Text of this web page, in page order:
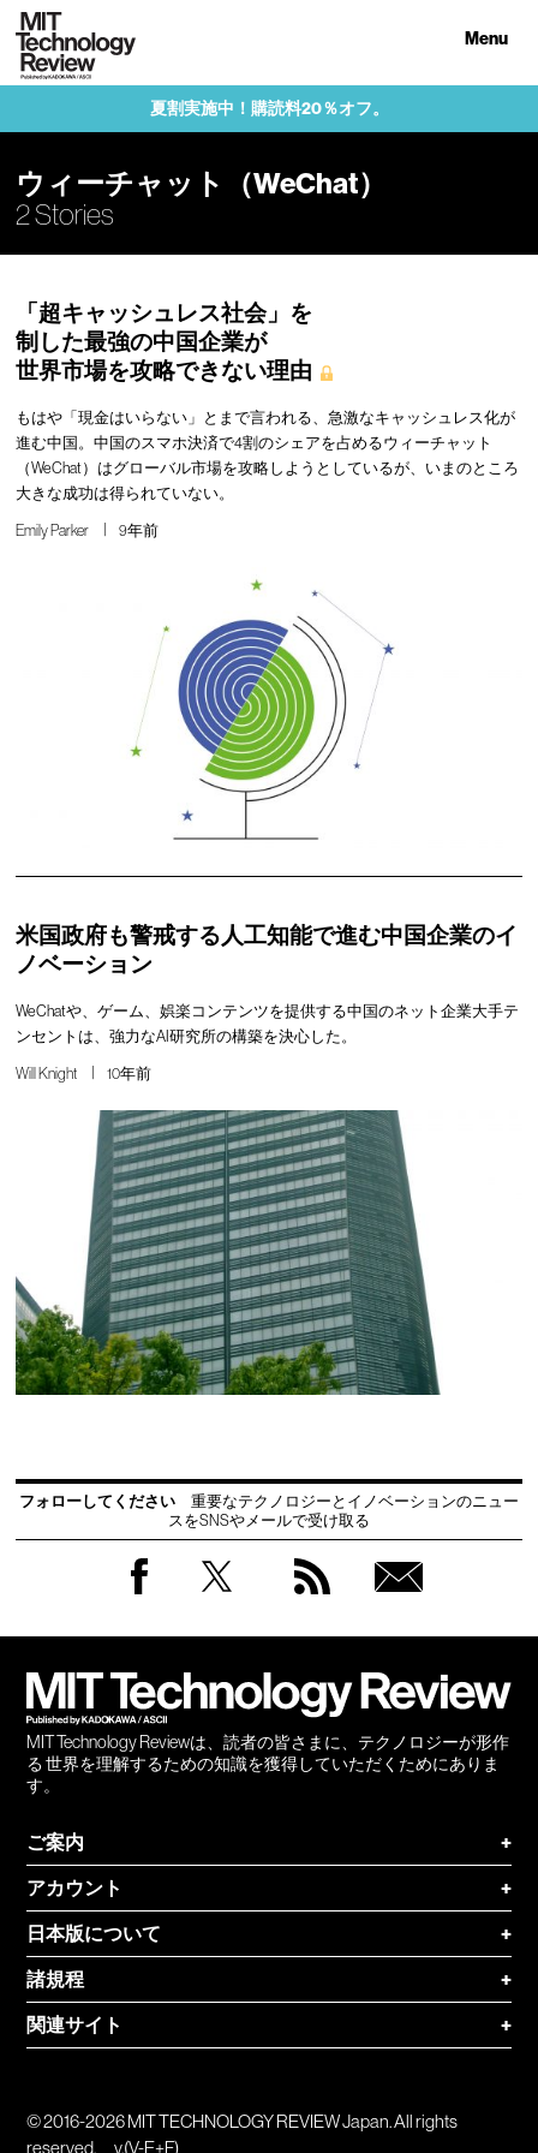
Menu
夏割実施中！購読料20％オフ。
ウィーチャット（WeChat）
2 Stories
「超キャッシュレス社会」を
制した最強の中国企業が
世界市場を攻略できない理由
もはや「現金はいらない」とまで言われる、急激なキャッシュレス化が
進む中国。中国のスマホ決済で4割のシェアを占めるウィーチャット
（WeChat）はグローバル市場を攻略しようとしているが、いまのところ
大きな成功は得られていない。
Emily Parker 9年前
米国政府も警戒する人工知能で進む中国企業のイ
ノベーション
WeChatや、ゲーム、娯楽コンテンツを提供する中国のネット企業大手テ
ンセントは、強力なAI研究所の構築を決心した。
Will Knight 10年前
フォローしてください
重要なテクノロジーとイノベーションのニュー
スをSNSやメールで受け取る
MIT Technology Reviewは、読者の皆さまに、テクノロジーが形作
る 世界を理解するための知識を獲得していただくためにありま
す。
ご案内
+
アカウント
+
日本版について
+
諸規程
+
関連サイト
+
© 2016-2026 MIT TECHNOLOGY REVIEW Japan. All rights
reserved.
v.(V-E+F)